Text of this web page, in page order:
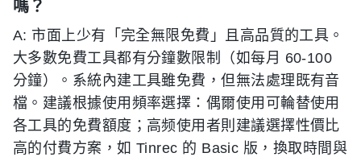
嗎？
A: 市面上少有「完全無限免費」且高品質的工具。
大多數免費工具都有分鐘數限制（如每月 60-100
分鐘）。系統內建工具雖免費，但無法處理既有音
檔。建議根據使用頻率選擇：偶爾使用可輪替使用
各工具的免費額度；高频使用者則建議選擇性價比
高的付費方案，如 Tinrec 的 Basic 版，換取時間與